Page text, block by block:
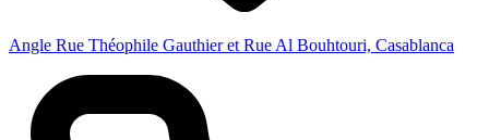
Angle Rue Théophile Gauthier et Rue Al Bouhtouri, Casablanca